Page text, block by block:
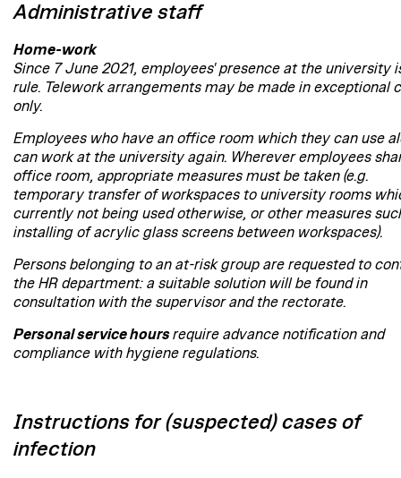
Administrative staff
Home-work
Since 7 June 2021, employees' presence at the university
rule. Telework arrangements may be made in exceptional
only.
Employees who have an office room which they can use
can work at the university again. Wherever employees
office room, appropriate measures must be taken (e.g.
temporary transfer of workspaces to university rooms
currently not being used otherwise, or other measures
installing of acrylic glass screens between workspaces).
Persons belonging to an at-risk group are requested to
the HR department: a suitable solution will be found in
consultation with the supervisor and the rectorate.
Personal service hoursrequire advance notification and
compliance with hygiene regulations.
Instructions for (suspected) cases of
infection